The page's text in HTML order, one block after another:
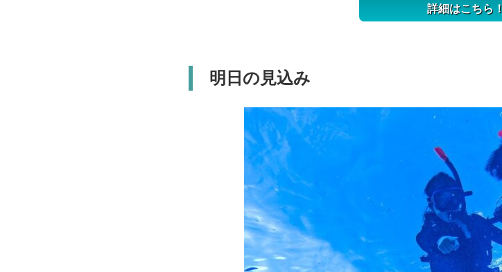
詳細はこちら！
明日の見込み